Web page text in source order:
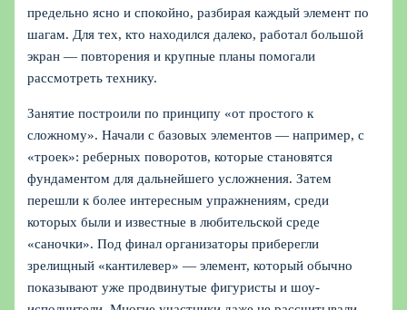
предельно ясно и спокойно, разбирая каждый элемент по
шагам. Для тех, кто находился далеко, работал большой
экран — повторения и крупные планы помогали
рассмотреть технику.
Занятие построили по принципу «от простого к
сложному». Начали с базовых элементов — например, с
«троек»: реберных поворотов, которые становятся
фундаментом для дальнейшего усложнения. Затем
перешли к более интересным упражнениям, среди
которых были и известные в любительской среде
«саночки». Под финал организаторы приберегли
зрелищный «кантилевер» — элемент, который обычно
показывают уже продвинутые фигуристы и шоу-